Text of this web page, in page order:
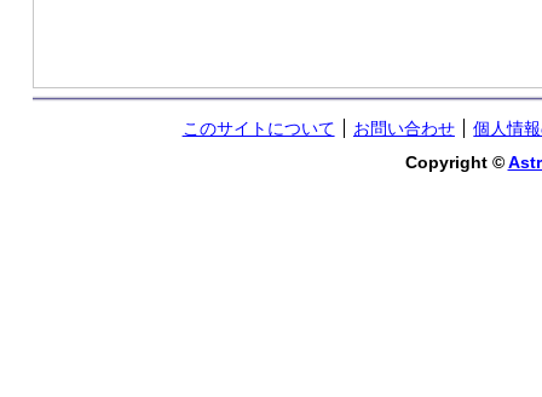
このサイトについて お問い合わせ
個人情
Copyright ©